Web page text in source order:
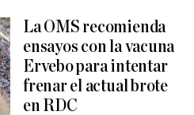
La OMS recomienda
ensayos con la vacuna
Ervebo para intentar
frenar el actual brote
en RDC